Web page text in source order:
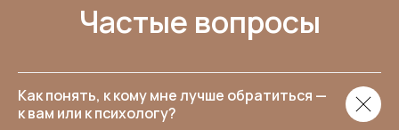
Частые вопросы
Как понять, к кому мне лучше обратиться —
к вам или к психологу?